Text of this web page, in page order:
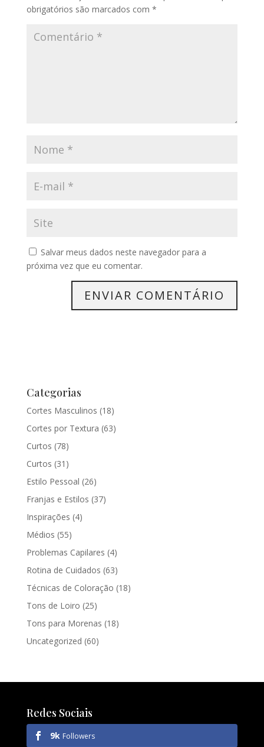
obrigatórios são marcados com *
Salvar meus dados neste navegador para a
próxima vez que eu comentar.
Categorias
Cortes Masculinos (18)
Cortes por Textura (63)
Curtos (78)
Curtos (31)
Estilo Pessoal (26)
Franjas e Estilos (37)
Inspirações (4)
Médios (55)
Problemas Capilares (4)
Rotina de Cuidados (63)
Técnicas de Coloração (18)
Tons de Loiro (25)
Tons para Morenas (18)
Uncategorized (60)
Redes Sociais
9k Followers